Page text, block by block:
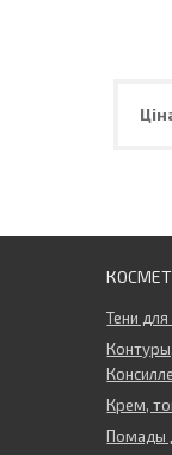
Тени для
Крем,
Помады